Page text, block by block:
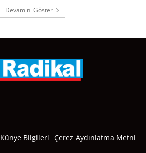
Devamını Göster
Künye Bilgileri Çerez Aydınlatma Metni